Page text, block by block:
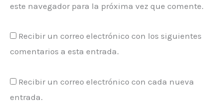
este navegador para la próxima vez que comente.
Recibir un correo electrónico con los siguientes
comentarios a esta entrada.
Recibir un correo electrónico con cada nueva
entrada.